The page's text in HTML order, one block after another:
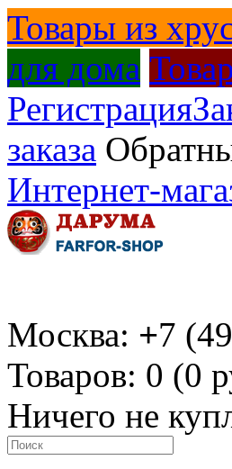
Товары из
для дома
Регистрация
заказа
Интернет-
Москва: +7
Товаров: 0 (0
Ничего не